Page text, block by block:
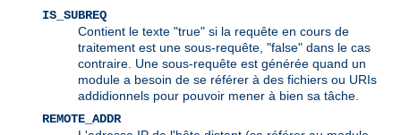
IS_SUBREQ
Contient le texte "true" si la requête en cours de
traitement est une sous-requête, "false" dans le cas
contraire. Une sous-requête est générée quand un
module a besoin de se référer à des fichiers ou URIs
addidionnels pour pouvoir mener à bien sa tâche.
REMOTE_ADDR